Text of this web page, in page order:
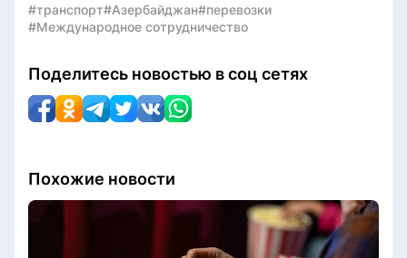
#транспорт#Азербайджан#перевозки
#Международное сотрудничество
Поделитесь новостью в соц сетях
Похожие новости